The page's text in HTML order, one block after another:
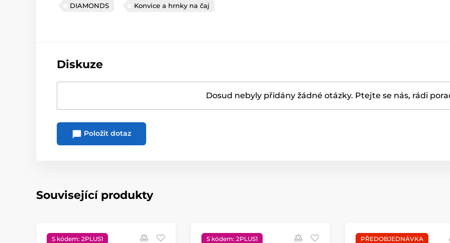
DIAMONDS Konvice a hrnky na čaj
Diskuze
Dosud nebyly přidány žádné otázky. Ptejte se nás, rádi
Položit dotaz
Související produkty
S kódem: 2PLUS1 S kódem: 2PLUS1 PŘEDOBJEDNÁVKA